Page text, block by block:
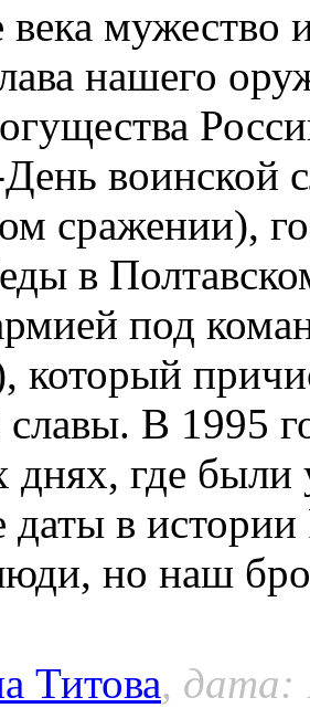
века мужество
нашего
воинской
сражении),
в
под
который
славы. В 1995
днях, где
даты в
но наш
Титова, дата: